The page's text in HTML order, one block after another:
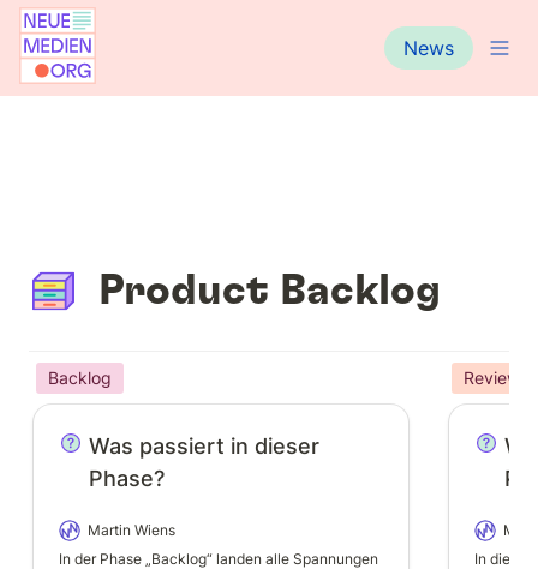
News
Product Backlog
Backlog
Was passiert in dieser Phase?
Was passiert in dieser
Phase?
Martin Wiens
In der Phase „Backlog“ landen alle Spannungen
Review
In dieser